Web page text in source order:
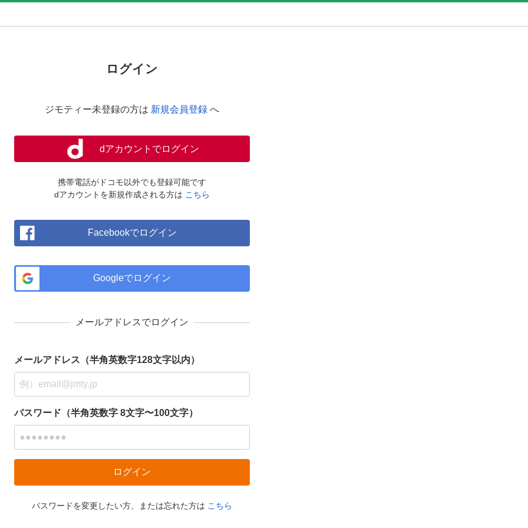
ログイン
ジモティー未登録の方は 新規会員登録 へ
dアカウントでログイン
携帯電話がドコモ以外でも登録可能です
dアカウントを新規作成される方は こちら
Facebookでログイン
Googleでログイン
メールアドレスでログイン
メールアドレス（半角英数字128文字以内）
パスワード（半角英数字 8文字〜100文字）
パスワードを変更したい方、または忘れた方は こちら